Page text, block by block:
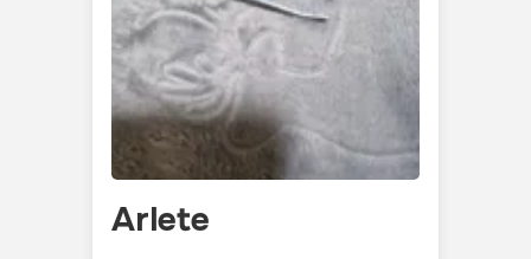
Arlete